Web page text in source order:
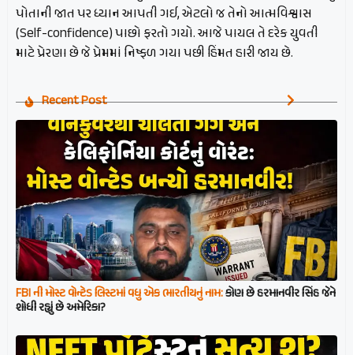
પોતાની જાત પર ધ્યાન આપતી ગઈ, એટલો જ તેનો આત્મવિશ્વાસ
(Self-confidence) પાછો ફરતો ગયો. આજે પાયલ તે દરેક યુવતી
માટે પ્રેરણા છે જે પ્રેમમાં નિષ્ફળ ગયા પછી હિંમત હારી જાય છે.
Recent Post
FBI ની મોસ્ટ વોન્ટેડ લિસ્ટમાં વધુ એક ભારતીયનું નામ:કોણ છે હરમાનવીર સિંહ જેને
શોધી રહ્યું છે અમેરિકા?